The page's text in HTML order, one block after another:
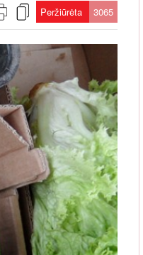
Peržiūrėta 3065